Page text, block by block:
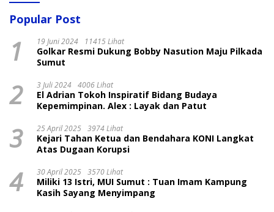
Popular Post
1 19 Juni 2024 11415 Lihat
Golkar Resmi Dukung Bobby Nasution Maju Pilkada
Sumut
2 3 Juli 2024 4006 Lihat
El Adrian Tokoh Inspiratif Bidang Budaya
Kepemimpinan. Alex : Layak dan Patut
3 25 April 2025 3974 Lihat
Kejari Tahan Ketua dan Bendahara KONI Langkat
Atas Dugaan Korupsi
4 30 April 2025 3570 Lihat
Miliki 13 Istri, MUI Sumut : Tuan Imam Kampung
Kasih Sayang Menyimpang